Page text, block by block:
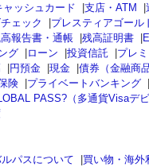
ッシュカード |支店・ATM |
ェック |プレスティアゴール
報告書・通帳 |残高証明書 |
グ |ローン |投資信託 |プレ
|円預金 |現金 |債券（金融商
険 |プライベートバンキング |
PASS?（多通貨Visaデ
パスについて |買い物・海外